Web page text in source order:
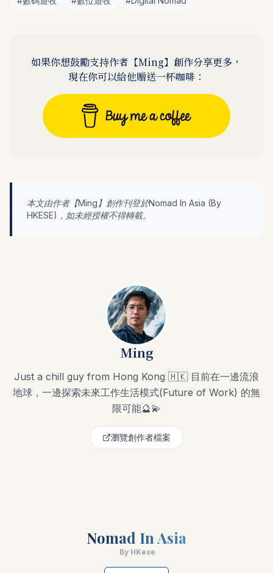
如果你想鼓勵支持作者【Ming】創作分享更多，
現在你可以給他贈送一杯咖啡：
本文由作者【Ming 】創作刊登於Nomad In Asia (By
HKESE)，如未經授權不得轉載。
Ming
Just a chill guy from Hong Kong 🇭🇰 目前在一邊流浪
地球，一邊探索未來工作生活模式(Future of Work) 的無
限可能🔮💫
瀏覽創作者檔案
Nomad In Asia
By HKese